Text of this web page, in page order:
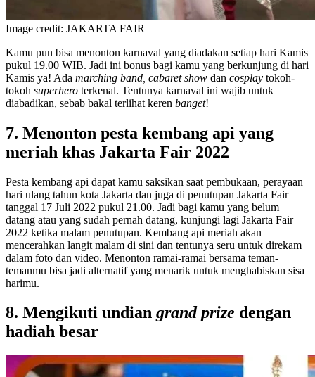
Image credit: JAKARTA FAIR
Kamu pun bisa menonton karnaval yang diadakan setiap hari Kamis
pukul 19.00 WIB. Jadi ini bonus bagi kamu yang berkunjung di hari
Kamis ya! Ada marching band, cabaret show dan cosplay tokoh-
tokoh superhero terkenal. Tentunya karnaval ini wajib untuk
diabadikan, sebab bakal terlihat keren banget!
7. Menonton pesta kembang api yang
meriah khas Jakarta Fair 2022
Pesta kembang api dapat kamu saksikan saat pembukaan, perayaan
hari ulang tahun kota Jakarta dan juga di penutupan Jakarta Fair
tanggal 17 Juli 2022 pukul 21.00. Jadi bagi kamu yang belum
datang atau yang sudah pernah datang, kunjungi lagi Jakarta Fair
2022 ketika malam penutupan. Kembang api meriah akan
mencerahkan langit malam di sini dan tentunya seru untuk direkam
dalam foto dan video. Menonton ramai-ramai bersama teman-
temanmu bisa jadi alternatif yang menarik untuk menghabiskan sisa
harimu.
8. Mengikuti undian grand prize dengan
hadiah besar